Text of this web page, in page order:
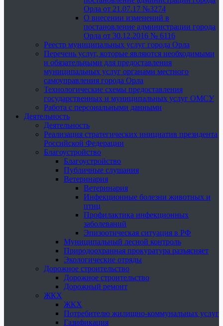
Орла от 21.07.17 №3274
О внесении изменений в
постановление администрации города
Орла от 30.12.2016 № 6116
Реестр муниципальных услуг города Орла
Перечень услуг, которые являются необходимыми
и обязательными для предоставления
муниципальных услуг органами местного
самоуправления города Орла
Технологические схемы предоставления
государственных и муниципальных услуг ОМСУ
Работа с персональными данными
Деятельность
Деятельность
Реализация стратегических инициатив президента
Российской Федерации
Благоустройство
Благоустройство
Публичные слушания
Ветеринария
Ветеринария
Инфекционные болезни животных и
птиц
Профилактика инфекционных
заболеваний
Эпизоотическая ситуация в РФ
Муниципальный лесной контроль
Природоохранная прокуратура разъясняет
Экологические отряды
Дорожное строительство
Дорожное строительство
Дорожный ремонт
ЖКХ
ЖКХ
Потребителю жилищно-коммунальных услуг
Газификация